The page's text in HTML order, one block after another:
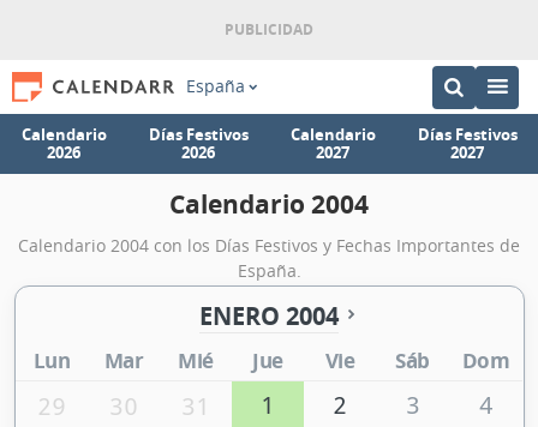
España
Calendario
2026
Días Festivos
2026
Calendario
2027
Días Festivos
2027
Calendario 2004
Calendario 2004 con los Días Festivos y Fechas Importantes de
España.
ENERO 2004
Lun Mar Mié Jue Vie Sáb Dom
29 30 31 1 2 3
4